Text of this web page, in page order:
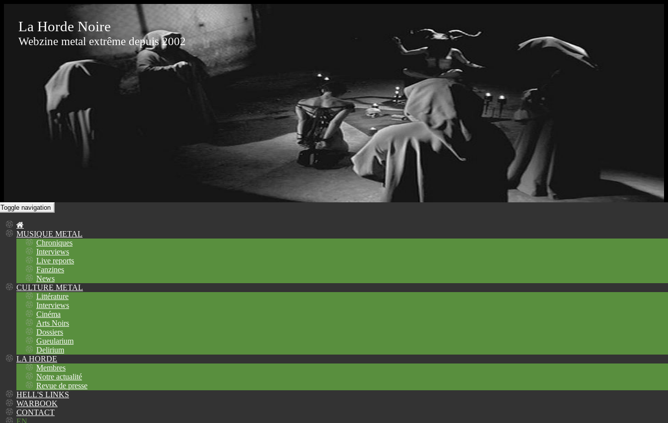
La Horde Noire
Webzine metal extrême depuis 2002
Toggle navigation
MUSIQUE METAL
Chroniques
Interviews
Live reports
Fanzines
News
CULTURE METAL
Littérature
Interviews
Cinéma
Arts Noirs
Dossiers
Gueularium
Delirium
LA HORDE
Membres
Notre actualité
Revue de presse
HELL'S LINKS
WARBOOK
CONTACT
EN